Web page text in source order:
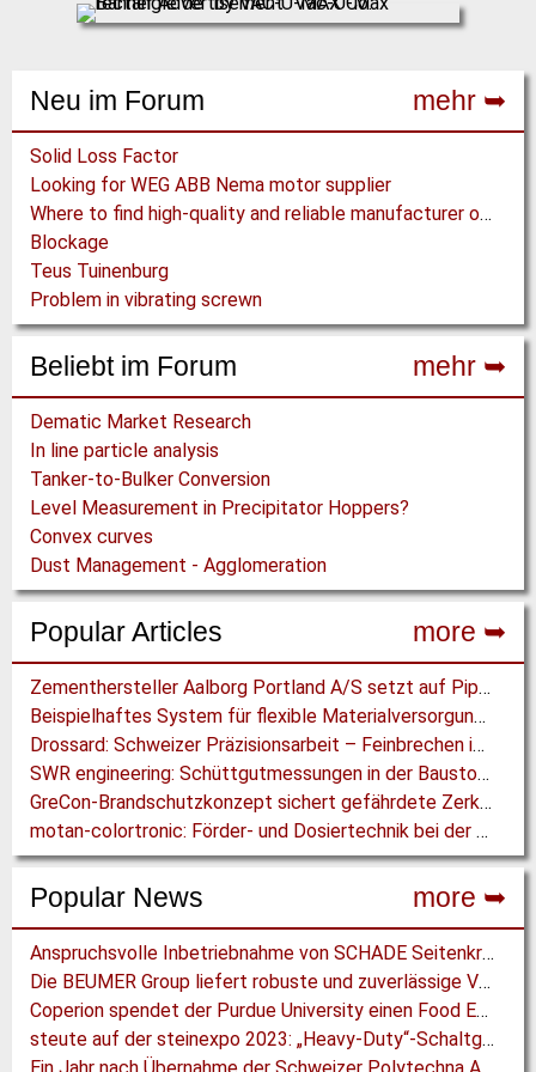
Neu im Forum mehr ➥
Solid Loss Factor
Looking for WEG ABB Nema motor supplier
Where to find high-quality and reliable manufacturer of PVC conveyor belts?
Blockage
Teus Tuinenburg
Problem in vibrating screwn
Beliebt im Forum mehr ➥
Dematic Market Research
In line particle analysis
Tanker-to-Bulker Conversion
Level Measurement in Precipitator Hoppers?
Convex curves
Dust Management - Agglomeration
Popular Articles more ➥
Zementhersteller Aalborg Portland A/S setzt auf Pipe Conveyor der BEUMER Group
Beispielhaftes System für flexible Materialversorgung mit Industrie 4.0
Drossard: Schweizer Präzisionsarbeit – Feinbrechen im Steinbruch Zingel
SWR engineering: Schüttgutmessungen in der Baustoffindustrie
GreCon-Brandschutzkonzept sichert gefährdete Zerkleinerungsprozesse beim Cellulose-Spezialisten JELU in Rosenberg
motan-colortronic: Förder- und Dosiertechnik bei der Greiner Packaging GmbH
Popular News more ➥
Anspruchsvolle Inbetriebnahme von SCHADE Seitenkratzer und Bandförderer
Die BEUMER Group liefert robuste und zuverlässige Verpackungslinien für die Petrochemie
Coperion spendet der Purdue University einen Food Extruder
steute auf der steinexpo 2023: „Heavy-Duty“-Schaltgeräte für die Gewinnungsindustrie